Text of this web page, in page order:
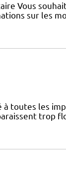
Vous
sur les
à toutes les
trop